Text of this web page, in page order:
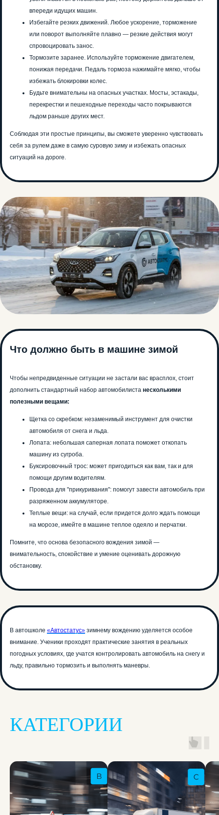
впереди идущих машин.
Избегайте резких движений. Любое ускорение, торможение
или поворот выполняйте плавно — резкие действия могут
спровоцировать занос.
Тормозите заранее. Используйте торможение двигателем,
понижая передачи. Педаль тормоза нажимайте мягко, чтобы
избежать блокировки колес.
Будьте внимательны на опасных участках. Мосты, эстакады,
перекрестки и пешеходные переходы часто покрываются
льдом раньше других мест.
Соблюдая эти простые принципы, вы сможете уверенно чувствовать
себя за рулем даже в самую суровую зиму и избежать опасных
ситуаций на дороге.
Что должно быть в машине зимой
Чтобы непредвиденные ситуации не застали вас врасплох, стоит
дополнить стандартный набор автомобилиста несколькими
полезными вещами:
Щетка со скребком: незаменимый инструмент для очистки
автомобиля от снега и льда.
Лопата: небольшая саперная лопата поможет откопать
машину из сугроба.
Буксировочный трос: может пригодиться как вам, так и для
помощи другим водителям.
Провода для "прикуривания": помогут завести автомобиль при
разряженном аккумуляторе.
Теплые вещи: на случай, если придется долго ждать помощи
на морозе, имейте в машине теплое одеяло и перчатки.
Помните, что основа безопасного вождения зимой —
внимательность, спокойствие и умение оценивать дорожную
обстановку.
В автошколе «Автостатус» зимнему вождению уделяется особое
внимание. Ученики проходят практические занятия в реальных
погодных условиях, где учатся контролировать автомобиль на снегу и
льду, правильно тормозить и выполнять маневры.
КАТЕГОРИИ
Хочу попробовать
бесплатно! Запишись на тест-драйв до
31 марта!
сдай на права с первого раза!
Единственная
автошкола в РФ с ИИ-